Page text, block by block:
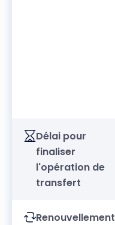
Délai pour
finaliser
l'opération de
transfert
Renouvellement